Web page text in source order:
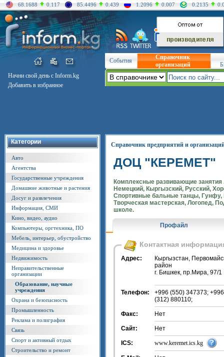
68.1688 0.117 85.4496 0.439 1.2096 0.007 0.2135
Начни свой день с Inform.kg
Добавить в избранное
События
Справочник
организаций
Категории
Авто
Агентства
Государственные учреждения
Домашние животные и растения
Досуг и развлечения
Информация, СМИ
Кино, видео, аудио
Компьютеры, оргтехника, ПО
Мебель, интерьер, обустройство
Медицина и здоровье
Недвижимость
Неправительственные
организации
Образование, научные
учреждения
Охрана и безопасность
Промышленность
Реклама и полиграфия
Связь
Спорт и активный отдых
Строительство и ремонт
Справочник предприятий и
ДОЦ "КЕРЕМЕТ"
Комплексные развивающие занятия
Немецкий, Кыргызский, Русский,
Спортивные бальные танцы, Гунфу,
Творческая мастерская, Логопед,
школе.
Профайл
Контактная
Адрес:
Кыргызстан,
район
г. Бишкек, пр.Мира, 97/1
Телефон:
+996 (550) 347373; +996
(312) 880110;
Факс: Нет
Сайт: Нет
ICS: www.keremet.ics.kg